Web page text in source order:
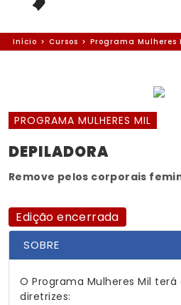
Início > Cursos > Programa Mulheres
PROGRAMA MULHERES MIL
DEPILADORA
Remove pelos corporais
Edição encerrada
SOBRE
O Programa Mulheres Mil
diretrizes: